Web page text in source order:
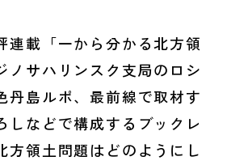
連載「一から分かる北方領
ノサハリンスク支局のロシ
丹島ルポ、最前線で取材す
しなどで構成するブックレ
方領土問題はどのようにし